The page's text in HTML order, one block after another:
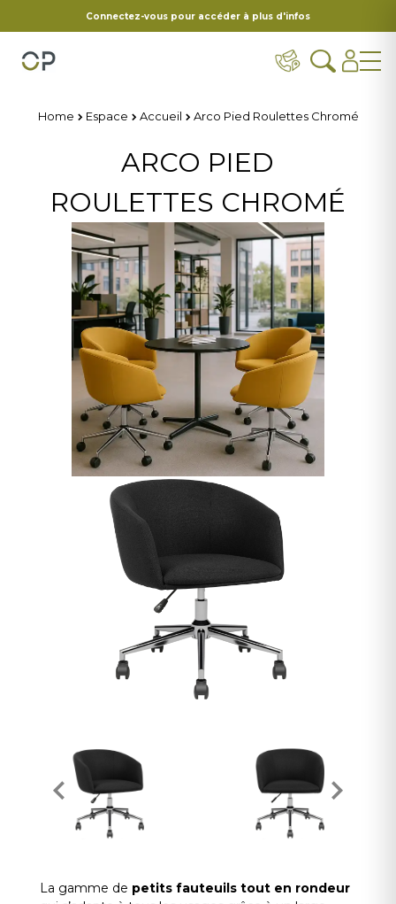
Connectez-vous pour accéder à plus d'infos
Home Espace Accueil Arco Pied Roulettes Chromé
ARCO PIED
ROULETTES CHROMÉ
La gamme de petits fauteuils tout en rondeur